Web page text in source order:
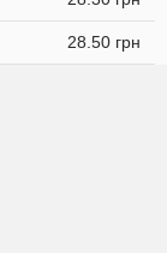
28.50 грн